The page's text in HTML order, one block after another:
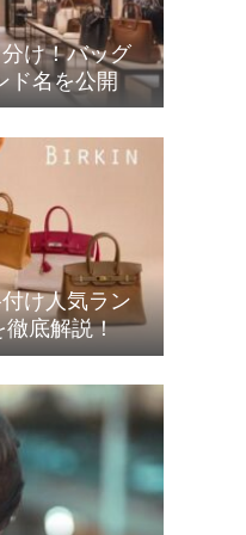
け！バッグ
ド名を公開
け人気ラン
徹底解説！